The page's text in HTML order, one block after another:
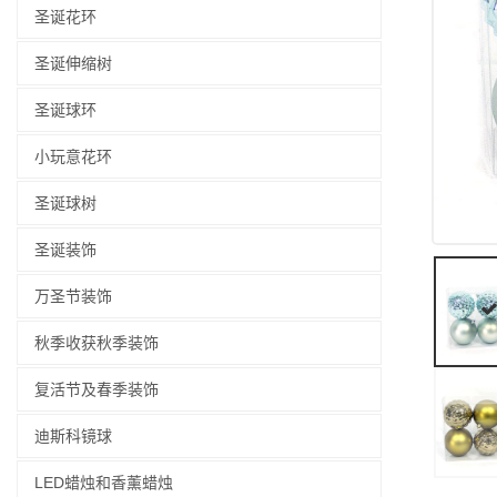
圣诞花环
圣诞伸缩树
圣诞球环
小玩意花环
圣诞球树
圣诞装饰
万圣节装饰
秋季收获秋季装饰
复活节及春季装饰
迪斯科镜球
LED蜡烛和香薰蜡烛